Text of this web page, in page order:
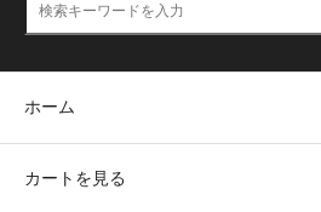
ホーム
カートを見る